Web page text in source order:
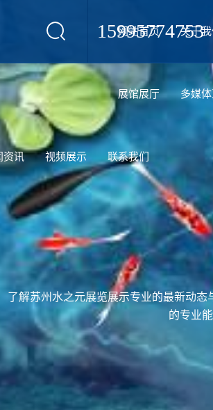
15995774753
网站首页 关于
展馆展厅 多媒
资讯 视频展示 联系我们
了解苏州水之元展览展示专业的最新动
的专业